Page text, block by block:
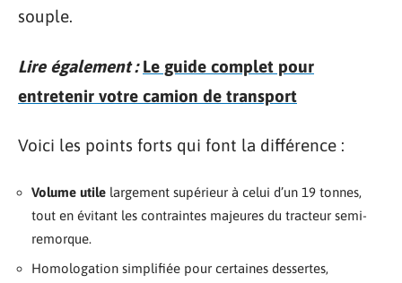
souple.
Lire également : Le guide complet pour
entretenir votre camion de transport
Voici les points forts qui font la différence :
Volume utile largement supérieur à celui d’un 19 tonnes,
tout en évitant les contraintes majeures du tracteur semi-
remorque.
Homologation simplifiée pour certaines dessertes,